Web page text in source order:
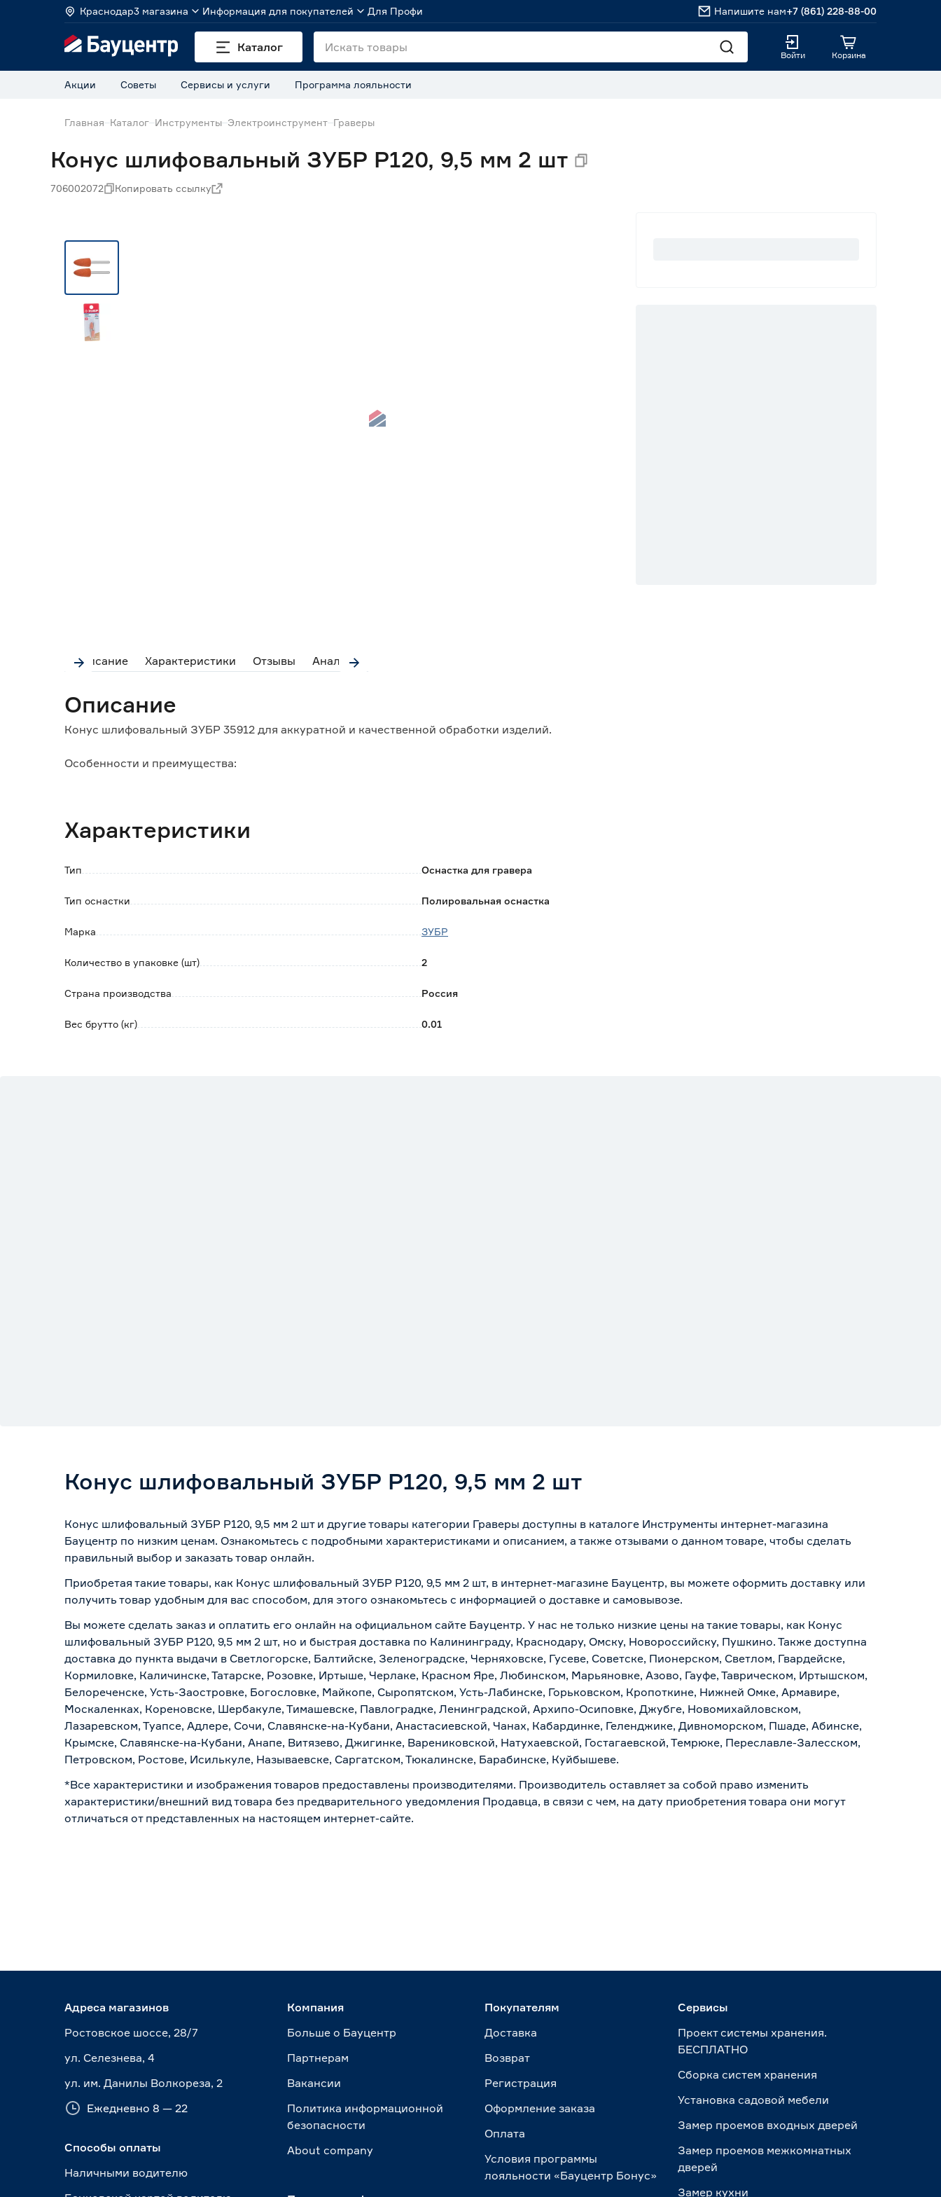
Краснодар3 магазина Информация для покупателей Для Профи Напишите нам+7 (861) 228-88-00
Каталог
Войти Корзина
Акции Советы Сервисы и услуги Программа лояльности
Главная Каталог Инструменты Электроинструмент Граверы
Конус шлифовальный ЗУБР Р120, 9,5 мм 2 шт
706002072 Копировать ссылку
Описание Характеристики Отзывы Аналоги
Описание
Конус шлифовальный ЗУБР 35912 для аккуратной и качественной обработки изделий.
Особенности и преимущества:
- износостойкий, сохраняет форму и свойства долгое время;
Характеристики
Тип Оснастка для гравера
Тип оснастки Полировальная оснастка
Марка ЗУБР
Количество в упаковке (шт) 2
Страна производства Россия
Вес брутто (кг) 0.01
Конус шлифовальный ЗУБР Р120, 9,5 мм 2 шт
Конус шлифовальный ЗУБР Р120, 9,5 мм 2 шт и другие товары категории Граверы доступны в каталоге Инструменты интернет-магазина
Бауцентр по низким ценам. Ознакомьтесь с подробными характеристиками и описанием, а также отзывами о данном товаре, чтобы сделать
правильный выбор и заказать товар онлайн.
Приобретая такие товары, как Конус шлифовальный ЗУБР Р120, 9,5 мм 2 шт, в интернет-магазине Бауцентр, вы можете оформить доставку или
получить товар удобным для вас способом, для этого ознакомьтесь с информацией о доставке и самовывозе.
Вы можете сделать заказ и оплатить его онлайн на официальном сайте Бауцентр. У нас не только низкие цены на такие товары, как Конус
шлифовальный ЗУБР Р120, 9,5 мм 2 шт, но и быстрая доставка по Калининграду, Краснодару, Омску, Новороссийску, Пушкино. Также доступна
доставка до пункта выдачи в Светлогорске, Балтийске, Зеленоградске, Черняховске, Гусеве, Советске, Пионерском, Светлом, Гвардейске,
Кормиловке, Каличинске, Татарске, Розовке, Иртыше, Черлаке, Красном Яре, Любинском, Марьяновке, Азово, Гауфе, Таврическом, Иртышском,
Белореченске, Усть-Заостровке, Богословке, Майкопе, Сыропятском, Усть-Лабинске, Горьковском, Кропоткине, Нижней Омке, Армавире,
Москаленках, Кореновске, Шербакуле, Тимашевске, Павлоградке, Ленинградской, Архипо-Осиповке, Джубге, Новомихайловском,
Лазаревском, Туапсе, Адлере, Сочи, Славянске-на-Кубани, Анастасиевской, Чанах, Кабардинке, Геленджике, Дивноморском, Пшаде, Абинске,
Крымске, Славянске-на-Кубани, Анапе, Витязево, Джигинке, Варениковской, Натухаевской, Гостагаевской, Темрюке, Переславле-Залесском,
Петровском, Ростове, Исилькуле, Называевске, Саргатском, Тюкалинске, Барабинске, Куйбышеве.
*Все характеристики и изображения товаров предоставлены производителями. Производитель оставляет за собой право изменить
характеристики/внешний вид товара без предварительного уведомления Продавца, в связи с чем, на дату приобретения товара они могут
отличаться от представленных на настоящем интернет-сайте.
Адреса магазинов
Ростовское шоссе, 28/7
ул. Селезнева, 4
ул. им. Данилы Волкореза, 2
Ежедневно 8 — 22
Способы оплаты
Наличными водителю
Компания
Больше о Бауцентр
Партнерам
Вакансии
Политика информационной
безопасности
About сompany
Покупателям
Доставка
Возврат
Регистрация
Оформление заказа
Оплата
Условия программы
лояльности «Бауцентр Бонус»
Сервисы
Проект системы хранения.
БЕСПЛАТНО
Сборка систем хранения
Установка садовой мебели
Замер проемов входных дверей
Замер проемов межкомнатных
дверей
Замер кухни